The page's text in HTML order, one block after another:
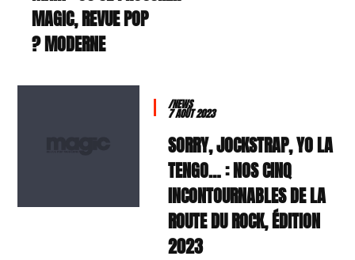
MAGIC, REVUE POP
MODERNE ?
/NEWS
7 AOÛT 2023
SORRY, JOCKSTRAP, YO LA
TENGO… : NOS CINQ
INCONTOURNABLES DE LA
ROUTE DU ROCK, ÉDITION
2023